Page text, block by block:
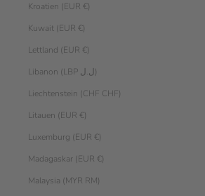
Kroatien (EUR €)
Kuwait (EUR €)
Lettland (EUR €)
Libanon (LBP ل.ل)
Liechtenstein (CHF CHF)
Litauen (EUR €)
Luxemburg (EUR €)
Madagaskar (EUR €)
Malaysia (MYR RM)